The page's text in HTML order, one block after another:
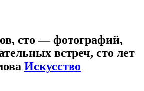
сто — фотографий,
встреч, сто лет
Искусство